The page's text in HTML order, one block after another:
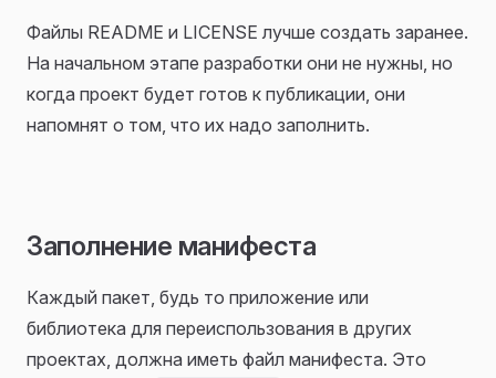
Файлы README и LICENSE лучше создать заранее.
На начальном этапе разработки они не нужны, но
когда проект будет готов к публикации, они
напомнят о том, что их надо заполнить.
Заполнение манифеста
Каждый пакет, будь то приложение или
библиотека для переиспользования в других
проектах, должна иметь файл манифеста. Это